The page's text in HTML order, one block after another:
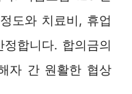
도와 치료비, 휴업
합니다. 합의금의
자 간 원활한 협상